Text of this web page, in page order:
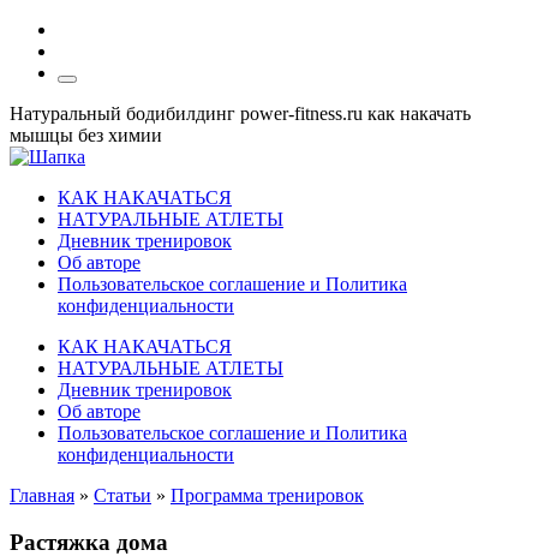
Натуральный бодибилдинг power-fitness.ru как накачать
мышцы без химии
КАК НАКАЧАТЬСЯ
НАТУРАЛЬНЫЕ АТЛЕТЫ
Дневник тренировок
Об авторе
Пользовательское соглашение и Политика
конфиденциальности
КАК НАКАЧАТЬСЯ
НАТУРАЛЬНЫЕ АТЛЕТЫ
Дневник тренировок
Об авторе
Пользовательское соглашение и Политика
конфиденциальности
Главная » Статьи » Программа тренировок
Растяжка дома